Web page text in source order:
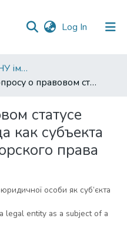
Log In (current)
Наукові видання ОНУ імені І. І. Мечникова
К вопросу о правовом статусе юридического лица как субъекта производного авторского права
статусе
как субъекта
права
особи як суб’єкта
legal entity as a subject of a